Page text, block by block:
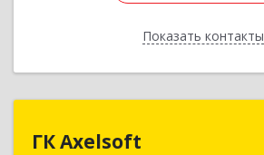
Показать контакты
Назад
ГК Axelsoft